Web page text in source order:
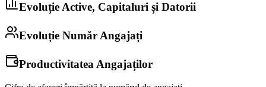
Evoluție Active, Capitaluri și Datorii
Evoluție Număr Angajați
Productivitatea Angajaților